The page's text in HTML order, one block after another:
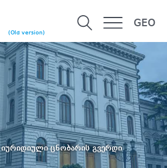
(Old version)
GEO
იურიდიული ცნობარის გვერდი